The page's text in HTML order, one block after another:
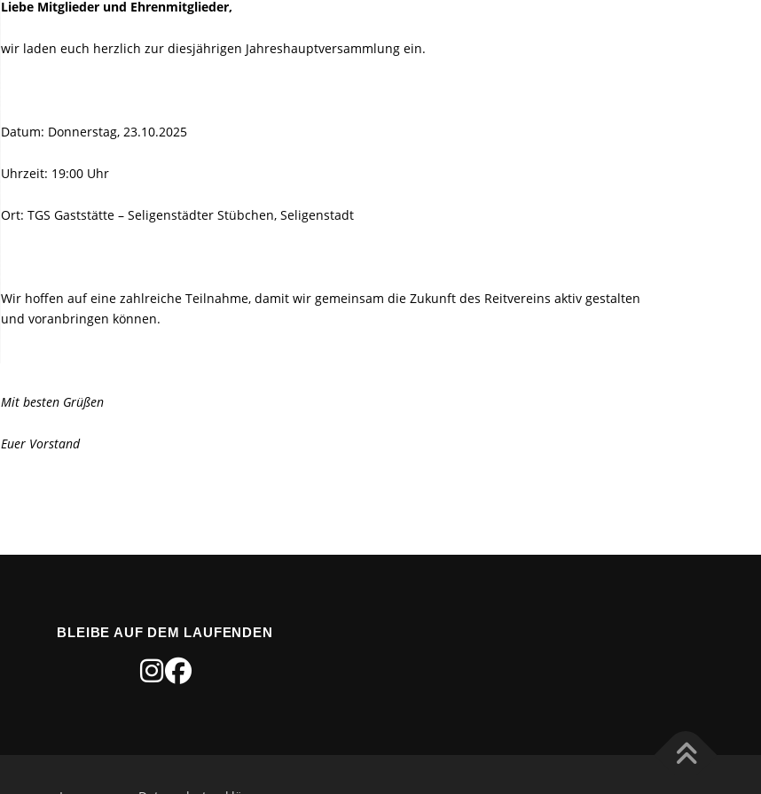
Liebe Mitglieder und Ehrenmitglieder,
wir laden euch herzlich zur diesjährigen Jahreshauptversammlung ein.
Datum: Donnerstag, 23.10.2025
Uhrzeit: 19:00 Uhr
Ort: TGS Gaststätte – Seligenstädter Stübchen, Seligenstadt
Wir hoffen auf eine zahlreiche Teilnahme, damit wir gemeinsam die Zukunft des Reitvereins aktiv gestalten
und voranbringen können.
Mit besten Grüßen
Euer Vorstand
BLEIBE AUF DEM LAUFENDEN